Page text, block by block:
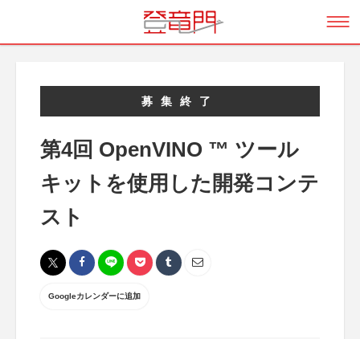
募集終了
第4回 OpenVINO ™ ツール
キットを使用した開発コンテ
スト
Googleカレンダーに追加